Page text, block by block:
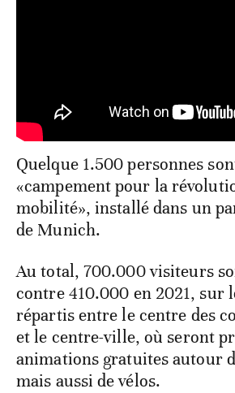
Quelque 1.500 personnes
«campement pour la
mobilité», installé dans un
de Munich.
Au total, 700.000 visiteurs
contre 410.000 en 2021, sur
répartis entre le centre des
et le centre-ville, où seront
animations gratuites autour
mais aussi de vélos.